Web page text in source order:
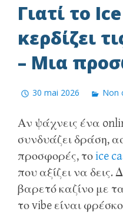
Γιατί το
κερδίζει
– Μια
30 mai 2026 Non
Αν ψάχνεις ένα
συνδυάζει δράση,
προσφορές, τοice
που αξίζει να δεις.
βαρετό καζίνο με
το vibe είναι